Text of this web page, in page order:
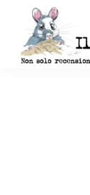
contenuto